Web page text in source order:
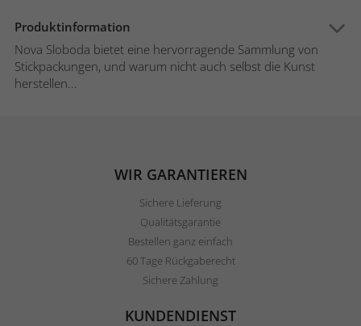
Produktinformation
Nova Sloboda bietet eine hervorragende Sammlung von
Stickpackungen, und warum nicht auch selbst die Kunst
herstellen...
WIR GARANTIEREN
Sichere Lieferung
Qualitätsgarantie
Bestellen ganz einfach
60 Tage Rückgaberecht
Sichere Zahlung
KUNDENDIENST